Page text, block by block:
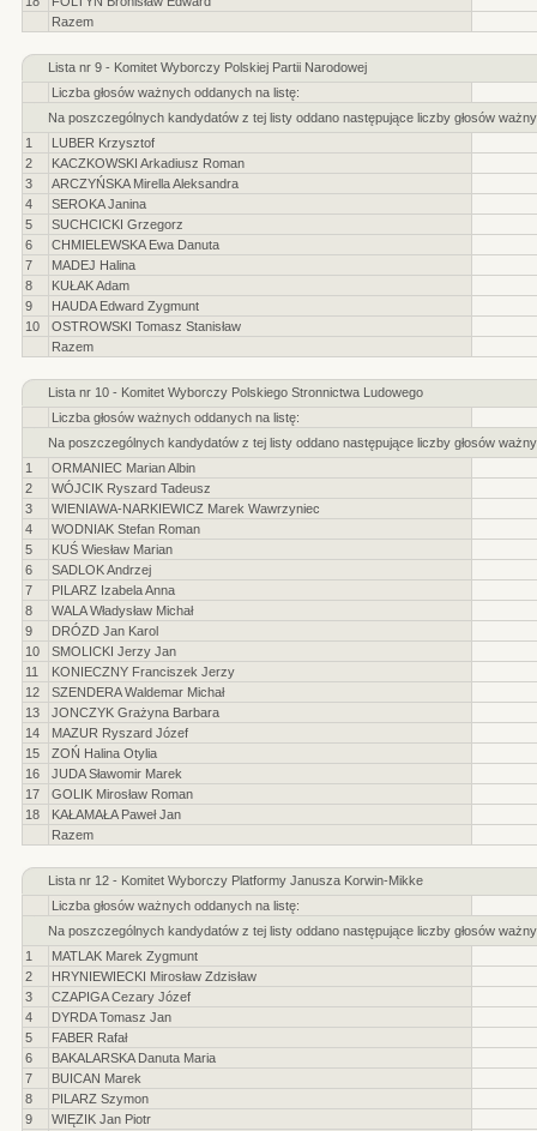
Razem
Lista nr 9 - Komitet Wyborczy Polskiej Partii Narodowej
Liczba głosów ważnych oddanych na listę:
Na poszczególnych kandydatów z tej listy oddano następujące liczby głosów
1
LUBER Krzysztof
2
KACZKOWSKI Arkadiusz Roman
3
ARCZYŃSKA Mirella Aleksandra
4
SEROKA Janina
5
SUCHCICKI Grzegorz
6
CHMIELEWSKA Ewa Danuta
7
MADEJ Halina
8
KUŁAK Adam
9
HAUDA Edward Zygmunt
10
OSTROWSKI Tomasz Stanisław
Razem
Lista nr 10 - Komitet Wyborczy Polskiego Stronnictwa Ludowego
Liczba głosów ważnych oddanych na listę:
Na poszczególnych kandydatów z tej listy oddano następujące liczby głosów
1
ORMANIEC Marian Albin
2
WÓJCIK Ryszard Tadeusz
3
WIENIAWA-NARKIEWICZ Marek Wawrzyniec
4
WODNIAK Stefan Roman
5
KUŚ Wiesław Marian
6
SADLOK Andrzej
7
PILARZ Izabela Anna
8
WALA Władysław Michał
9
DRÓZD Jan Karol
10
SMOLICKI Jerzy Jan
11
KONIECZNY Franciszek Jerzy
12
SZENDERA Waldemar Michał
13
JONCZYK Grażyna Barbara
14
MAZUR Ryszard Józef
15
ZOŃ Halina Otylia
16
JUDA Sławomir Marek
17
GOLIK Mirosław Roman
18
KAŁAMAŁA Paweł Jan
Razem
Lista nr 12 - Komitet Wyborczy Platformy Janusza Korwin-Mikke
Liczba głosów ważnych oddanych na listę:
Na poszczególnych kandydatów z tej listy oddano następujące liczby głosów
1
MATLAK Marek Zygmunt
2
HRYNIEWIECKI Mirosław Zdzisław
3
CZAPIGA Cezary Józef
4
DYRDA Tomasz Jan
5
FABER Rafał
6
BAKALARSKA Danuta Maria
7
BUICAN Marek
8
PILARZ Szymon
9
WIĘZIK Jan Piotr